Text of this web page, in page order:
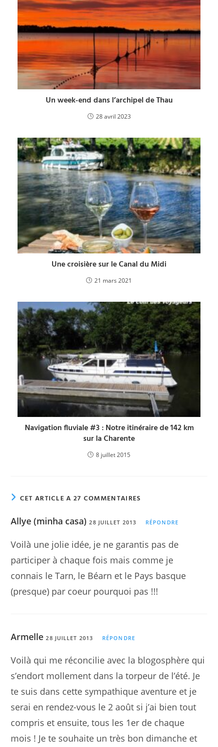
Un week-end dans l’archipel de Thau
28 avril 2023
Une croisière sur le Canal du Midi
21 mars 2021
Navigation fluviale #3 : Notre itinéraire de 142 km
sur la Charente
8 juillet 2015
CET ARTICLE A 27 COMMENTAIRES
Allye (minha casa) 28 JUILLET 2013 RÉPONDRE
Voilà une jolie idée, je ne garantis pas de
participer à chaque fois mais comme je
connais le Tarn, le Béarn et le Pays basque
(presque) par coeur pourquoi pas !!!
Armelle 28 JUILLET 2013 RÉPONDRE
Voilà qui me réconcilie avec la blogosphère qui
s’endort mollement dans la torpeur de l’été. Je
te suis dans cette sympathique aventure et je
serai en rendez-vous le 2 août si j’ai bien tout
compris et ensuite, tous les 1er de chaque
mois ! Je te souhaite un très bon dimanche et